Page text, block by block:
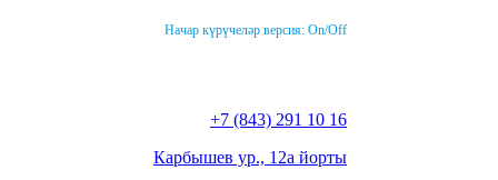
Начар күрүчеләр версия: On/Off
+7 (843) 291 10 16
Карбышев ур., 12а йорты